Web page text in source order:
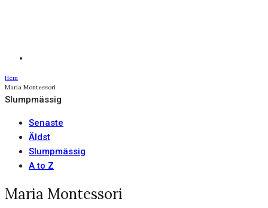
Hem
Maria Montessori
Slumpmässig
Senaste
Äldst
Slumpmässig
A to Z
Maria Montessori